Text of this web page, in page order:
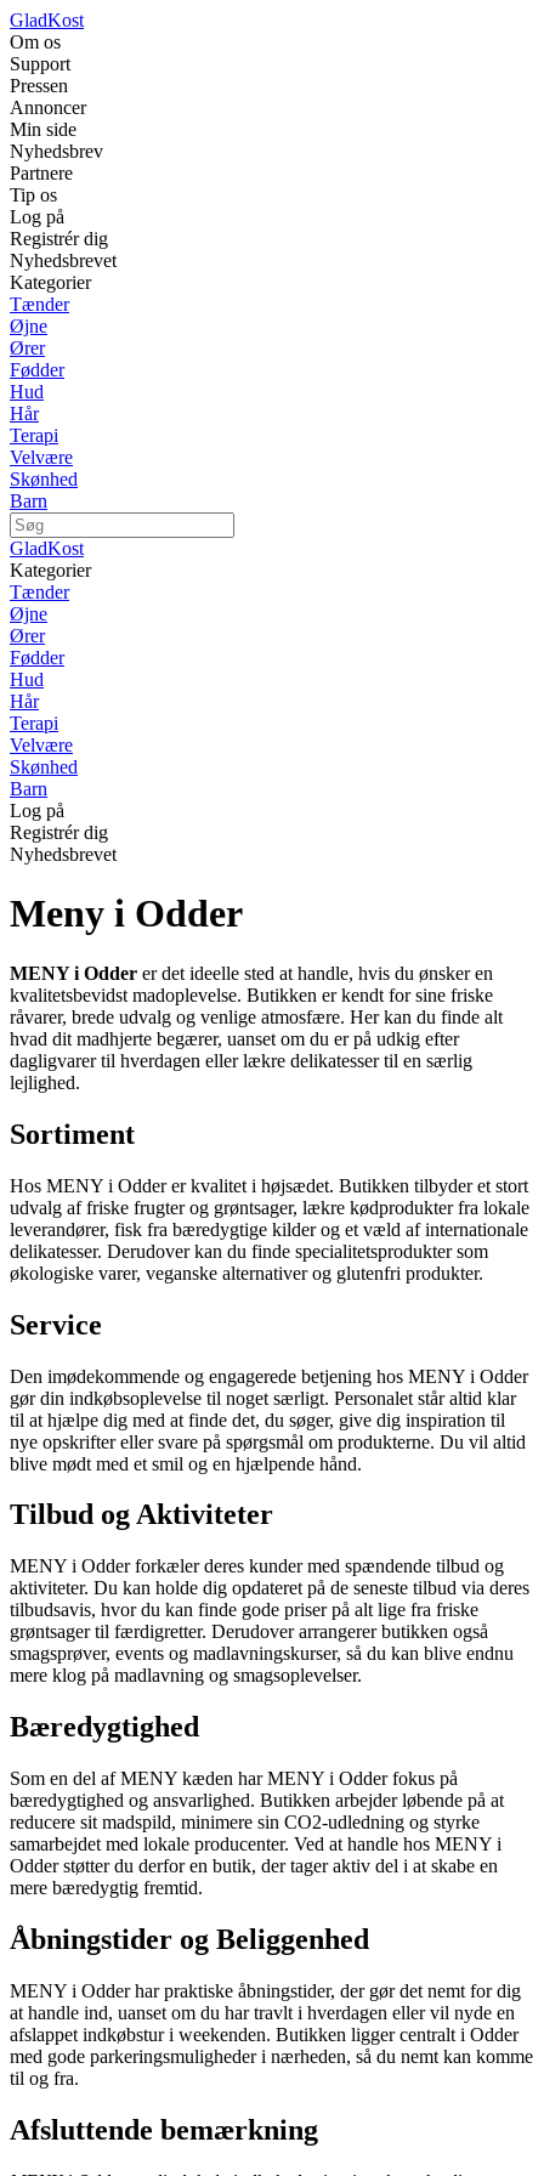
GladKost
Om os
Support
Pressen
Annoncer
Min side
Nyhedsbrev
Partnere
Tip os
Log på
Registrér dig
Nyhedsbrevet
Kategorier
Tænder
Øjne
Ører
Fødder
Hud
Hår
Terapi
Velvære
Skønhed
Barn
GladKost
Kategorier
Tænder
Øjne
Ører
Fødder
Hud
Hår
Terapi
Velvære
Skønhed
Barn
Log på
Registrér dig
Nyhedsbrevet
Meny i Odder
MENY i Odder er det ideelle sted at handle, hvis du ønsker en
kvalitetsbevidst madoplevelse. Butikken er kendt for sine friske
råvarer, brede udvalg og venlige atmosfære. Her kan du finde alt
hvad dit madhjerte begærer, uanset om du er på udkig efter
dagligvarer til hverdagen eller lækre delikatesser til en særlig
lejlighed.
Sortiment
Hos MENY i Odder er kvalitet i højsædet. Butikken tilbyder et stort
udvalg af friske frugter og grøntsager, lækre kødprodukter fra lokale
leverandører, fisk fra bæredygtige kilder og et væld af internationale
delikatesser. Derudover kan du finde specialitetsprodukter som
økologiske varer, veganske alternativer og glutenfri produkter.
Service
Den imødekommende og engagerede betjening hos MENY i Odder
gør din indkøbsoplevelse til noget særligt. Personalet står altid klar
til at hjælpe dig med at finde det, du søger, give dig inspiration til
nye opskrifter eller svare på spørgsmål om produkterne. Du vil altid
blive mødt med et smil og en hjælpende hånd.
Tilbud og Aktiviteter
MENY i Odder forkæler deres kunder med spændende tilbud og
aktiviteter. Du kan holde dig opdateret på de seneste tilbud via deres
tilbudsavis, hvor du kan finde gode priser på alt lige fra friske
grøntsager til færdigretter. Derudover arrangerer butikken også
smagsprøver, events og madlavningskurser, så du kan blive endnu
mere klog på madlavning og smagsoplevelser.
Bæredygtighed
Som en del af MENY kæden har MENY i Odder fokus på
bæredygtighed og ansvarlighed. Butikken arbejder løbende på at
reducere sit madspild, minimere sin CO2-udledning og styrke
samarbejdet med lokale producenter. Ved at handle hos MENY i
Odder støtter du derfor en butik, der tager aktiv del i at skabe en
mere bæredygtig fremtid.
Åbningstider og Beliggenhed
MENY i Odder har praktiske åbningstider, der gør det nemt for dig
at handle ind, uanset om du har travlt i hverdagen eller vil nyde en
afslappet indkøbstur i weekenden. Butikken ligger centralt i Odder
med gode parkeringsmuligheder i nærheden, så du nemt kan komme
til og fra.
Afsluttende bemærkning